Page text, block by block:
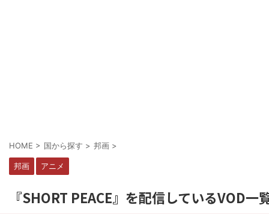
HOME > 国から探す > 邦画 >
邦画 アニメ
『SHORT PEACE』を配信しているVOD一